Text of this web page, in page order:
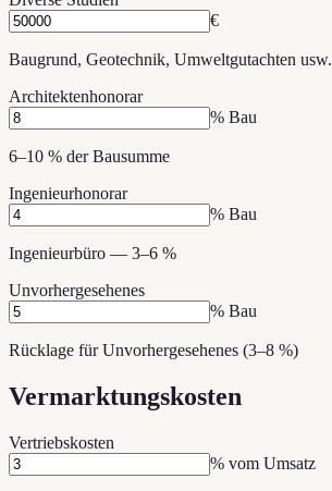
€
Baugrund, Geotechnik, Umweltgutachten usw.
Architektenhonorar
% Bau
6–10 % der Bausumme
Ingenieurhonorar
% Bau
Ingenieurbüro — 3–6 %
Unvorhergesehenes
% Bau
Rücklage für Unvorhergesehenes (3–8 %)
Vermarktungskosten
Vertriebskosten
% vom Umsatz